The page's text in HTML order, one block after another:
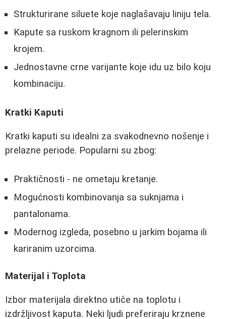
Strukturirane siluete koje naglašavaju liniju tela.
Kapute sa ruskom kragnom ili pelerinskim
krojem.
Jednostavne crne varijante koje idu uz bilo koju
kombinaciju.
Kratki Kaputi
Kratki kaputi su idealni za svakodnevno nošenje i
prelazne periode. Popularni su zbog:
Praktičnosti - ne ometaju kretanje.
Mogućnosti kombinovanja sa suknjama i
pantalonama.
Modernog izgleda, posebno u jarkim bojama ili
kariranim uzorcima.
Materijal i Toplota
Izbor materijala direktno utiče na toplotu i
izdržljivost kaputa. Neki ljudi preferiraju krznene